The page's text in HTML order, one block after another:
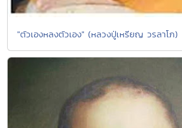
"ตัวเองหลงตัวเอง" (หลวงปู่เหรียญ วรลาโภ)